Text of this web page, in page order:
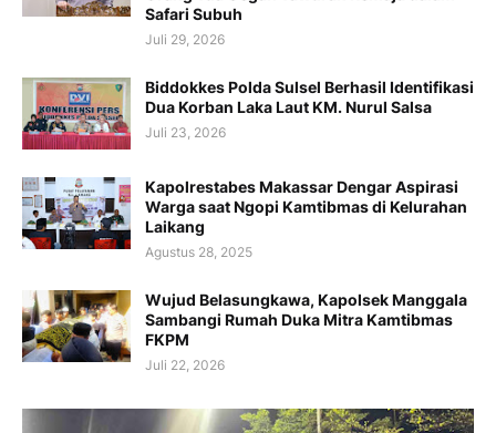
Safari Subuh
Juli 29, 2026
Biddokkes Polda Sulsel Berhasil Identifikasi
Dua Korban Laka Laut KM. Nurul Salsa
Juli 23, 2026
Kapolrestabes Makassar Dengar Aspirasi
Warga saat Ngopi Kamtibmas di Kelurahan
Laikang
Agustus 28, 2025
Wujud Belasungkawa, Kapolsek Manggala
Sambangi Rumah Duka Mitra Kamtibmas
FKPM
Juli 22, 2026